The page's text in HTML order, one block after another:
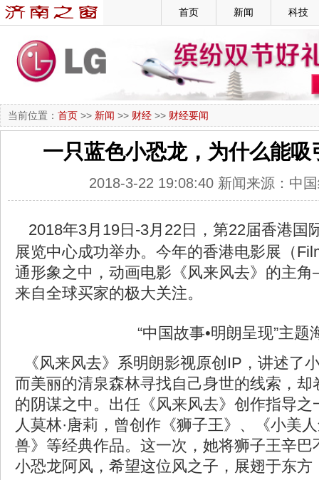
首页 新闻 科技
当前位置： 首页 >> 新闻 >> 财经 >> 财经要闻
一只蓝色小恐龙，为什么能吸
2018-3-22 19:08:40 新闻来源：中
2018年3月19日-3月22日，第22届香港国
展览中心成功举办。今年的香港电影展（
通形象之中，动画电影《风来风去》的主
来自全球买家的极大关注。
“中国故事•明朗呈现”主题
《风来风去》系明朗影视原创IP，讲述了
而美丽的清泉森林寻找自己身世的线索，却
的阴谋之中。出任《风来风去》创作指导
人莫林·唐莉，曾创作《狮子王》、《小美
兽》等经典作品。这一次，她将狮子王辛巴
小恐龙阿风，希望这位风之子，展翅于东方